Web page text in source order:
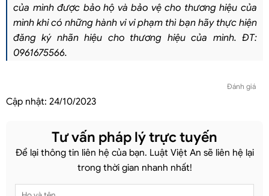
của mình được bảo hộ và bảo vệ cho thương hiệu của
mình khi có những hành vi vi phạm thì bạn hãy thực hiện
đăng ký nhãn hiệu cho thương hiệu của mình. ĐT:
0961675566.
Đánh giá
Cập nhật: 24/10/2023
Tư vấn pháp lý trực tuyến
Để lại thông tin liên hệ của bạn. Luật Việt An sẽ liên hệ lại
trong thời gian nhanh nhất!